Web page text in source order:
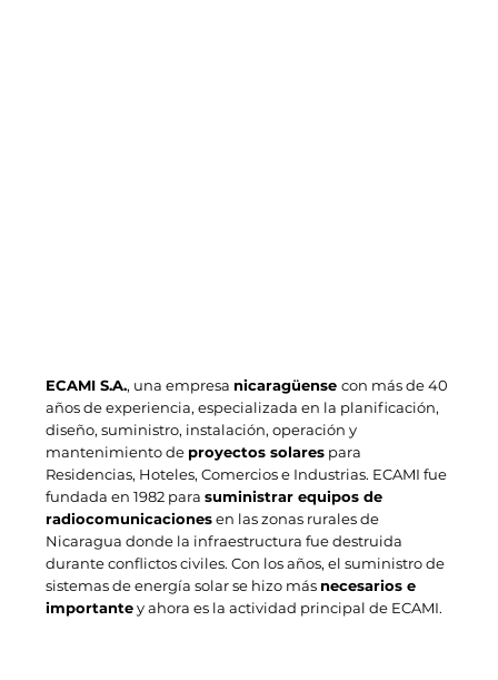
ECAMI S.A., una empresa nicaragüense con más de 40
años de experiencia, especializada en la planificación,
diseño, suministro, instalación, operación y
mantenimiento de proyectos solarespara
Residencias, Hoteles, Comercios e Industrias. ECAMI fue
fundada en 1982 para suministrar equipos de
radiocomunicacionesen las zonas rurales de
Nicaragua donde la infraestructura fue destruida
durante conflictos civiles. Con los años, el suministro de
sistemas de energía solar se hizo más necesarios e
importantey ahora es la actividad principal de ECAMI.